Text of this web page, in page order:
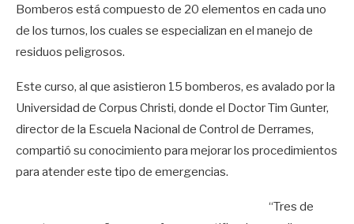
Bomberos está compuesto de 20 elementos en cada uno
de los turnos, los cuales se especializan en el manejo de
residuos peligrosos.
Este curso, al que asistieron 15 bomberos, es avalado por la
Universidad de Corpus Christi, donde el Doctor Tim Gunter,
director de la Escuela Nacional de Control de Derrames,
compartió su conocimiento para mejorar los procedimientos
para atender este tipo de emergencias.
“Tres de